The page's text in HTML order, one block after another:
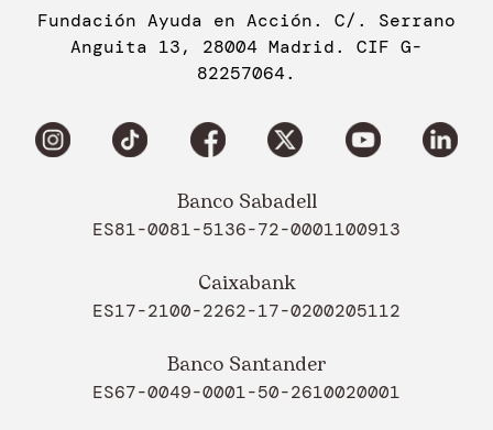
Fundación Ayuda en Acción. C/. Serrano
Anguita 13, 28004 Madrid. CIF G-
82257064.
Banco Sabadell
ES81-0081-5136-72-0001100913
Caixabank
ES17-2100-2262-17-0200205112
Banco Santander
ES67-0049-0001-50-2610020001